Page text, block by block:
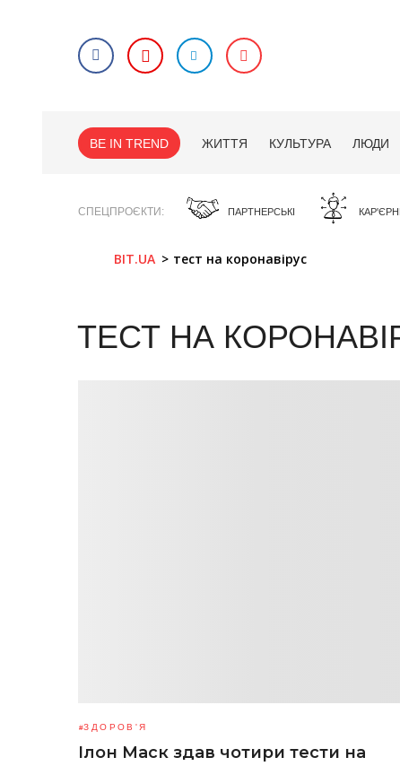
BE IN TREND ЖИТТЯ КУЛЬТУРА ЛЮДИ
СПЕЦПРОЄКТИ ПАРТНЕРСЬКІ
BIT.UA тест на коронавірус
ТЕСТ НА
ЗДОРОВ'Я
Ілон Маск здав чотири тести на